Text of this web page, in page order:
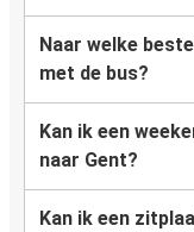
Naar welke
met de bus?
Kan ik een
naar Gent?
Kan ik een